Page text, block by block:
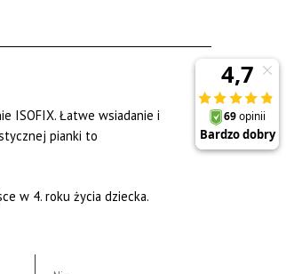
ISOFIX. Łatwe wsiadanie i
pianki to
w 4. roku życia dziecka.